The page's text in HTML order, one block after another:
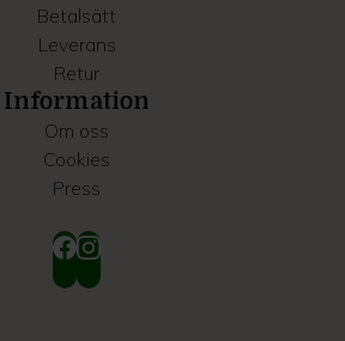
Betalsätt
Leverans
Retur
Information
Om oss
Cookies
Press